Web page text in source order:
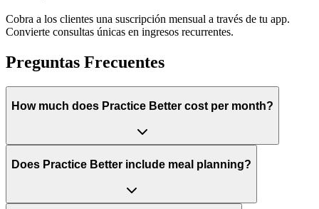
Cobra a los clientes una suscripción mensual a través de tu app.
Convierte consultas únicas en ingresos recurrentes.
Preguntas Frecuentes
How much does Practice Better cost per month?
Does Practice Better include meal planning?